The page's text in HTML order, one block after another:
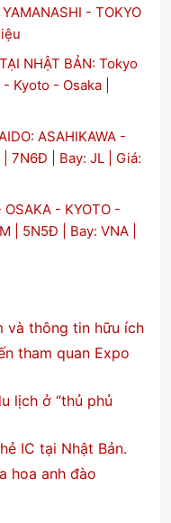
- TOKYO
NHẬT BẢN: Tokyo
Kyoto - Osaka |
ASAHIKAWA -
| 7N6Đ | Bay: JL | Giá:
- KYOTO -
| 5N5Đ | Bay: VNA |
và thông tin hữu ích
tham quan Expo
lịch ở “thủ phủ
IC tại Nhật Bản.
hoa anh đào